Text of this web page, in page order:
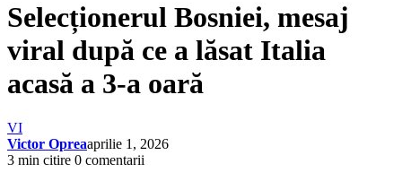
Selecționerul Bosniei, mesaj
viral după ce a lăsat Italia
acasă a 3-a oară
VI
Victor Opreaaprilie 1, 2026
3 min citire 0 comentarii